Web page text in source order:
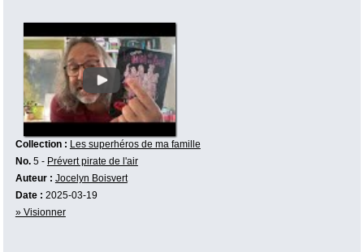
Collection : Les superhéros de ma famille
No.5 - Prévert pirate de l'air
Auteur : Jocelyn Boisvert
Date : 2025-03-19
» Visionner